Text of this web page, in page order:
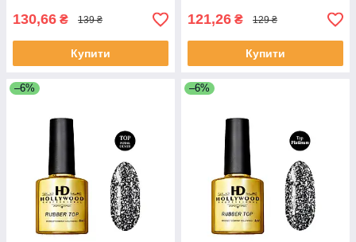
130,66 ₴ 139 ₴
Купити
121,26 ₴ 129 ₴
Купити
–6% –6%